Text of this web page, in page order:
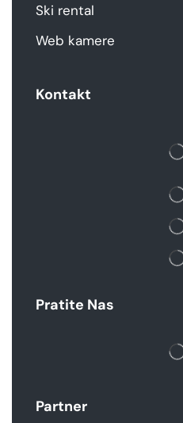
Ski rental
Web kamere
Kontakt
Pratite Nas
Partner